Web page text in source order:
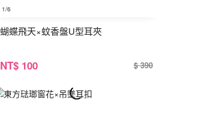
1/6
蝴蝶飛天×蚊香盤U型耳夾
NT$ 100 $ 390